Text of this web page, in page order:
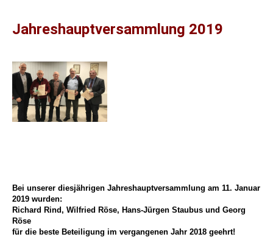
Jahreshauptversammlung 2019
Bei unserer diesjährigen Jahreshauptversammlung am 11. Januar
2019 wurden:
Richard Rind, Wilfried Röse, Hans-Jürgen Staubus und Georg
Röse
für die beste Beteiligung im vergangenen Jahr 2018 geehrt!